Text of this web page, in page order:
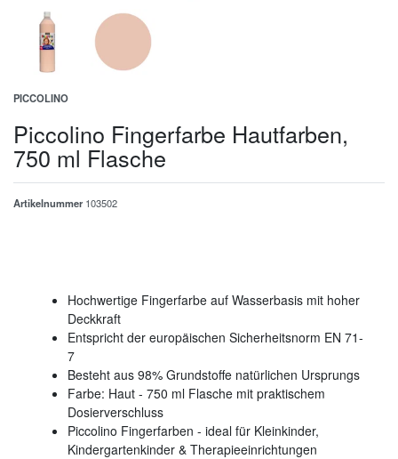
PICCOLINO
Piccolino Fingerfarbe Hautfarben,
750 ml Flasche
Artikelnummer 103502
Hochwertige Fingerfarbe auf Wasserbasis mit hoher
Deckkraft
Entspricht der europäischen Sicherheitsnorm EN 71-
7
Besteht aus 98% Grundstoffe natürlichen Ursprungs
Farbe: Haut - 750 ml Flasche mit praktischem
Dosierverschluss
Piccolino Fingerfarben - ideal für Kleinkinder,
Kindergartenkinder & Therapieeinrichtungen